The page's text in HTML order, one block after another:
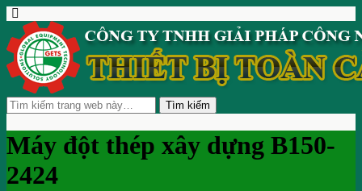
Máy đột thép xây dựng B150-
2424